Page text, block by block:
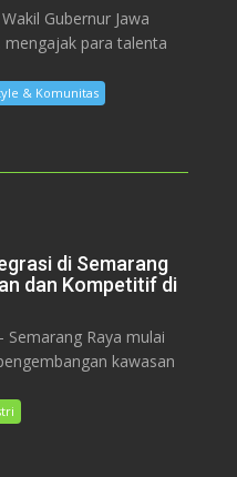
Gubernur Jawa
para talenta
& Komunitas
di Semarang
dan Kompetitif di
Semarang Raya mulai
kawasan